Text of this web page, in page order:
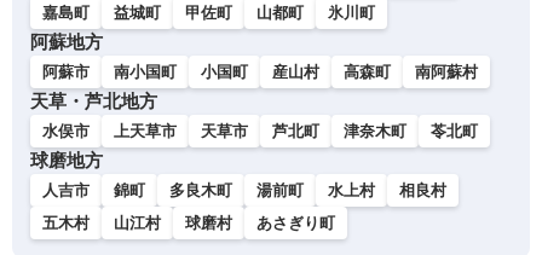
嘉島町
益城町 甲佐町 山都町 氷川町
阿蘇地方
阿蘇市 南小国町 小国町 産山村 高森町 南阿蘇村
天草・芦北地方
水俣市 上天草市 天草市 芦北町 津奈木町 苓北町
球磨地方
人吉市 錦町 多良木町 湯前町 水上村
相良村
五木村
山江村 球磨村 あさぎり町